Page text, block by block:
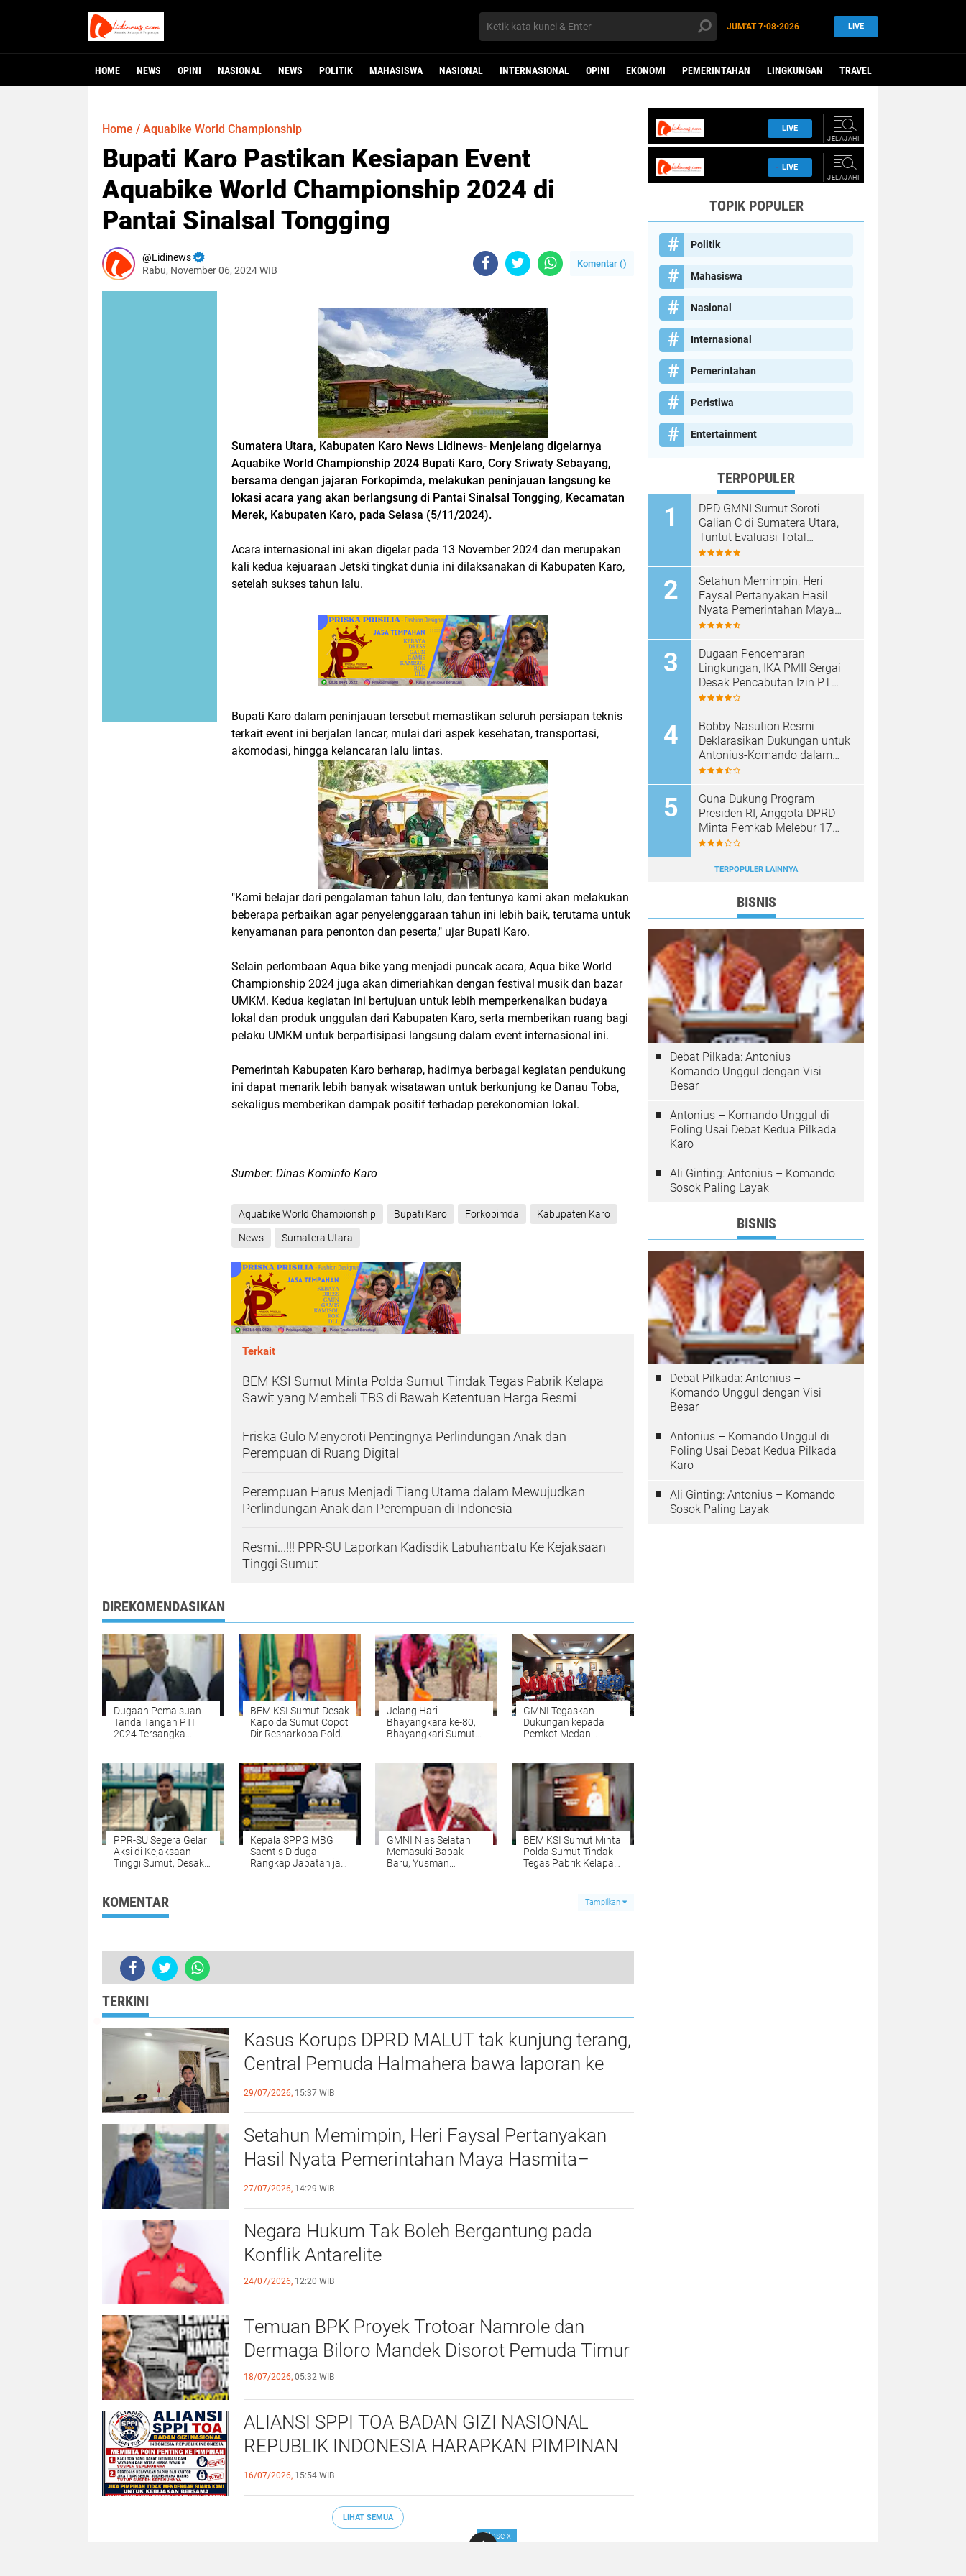
JUM'AT7•08•2026 LIVE
HOME NEWS OPINI NASIONAL NEWS POLITIK MAHASISWA NASIONAL INTERNASIONAL OPINI EKONOMI PEMERINTAHAN LINGKUNGAN TRAVEL
Home / Aquabike World Championship
Bupati Karo Pastikan Kesiapan Event
Aquabike World Championship 2024 di
Pantai Sinalsal Tongging
Lidinews
Rabu, November 06, 2024 WIB
Komentar ()
Sumatera Utara, Kabupaten Karo News Lidinews- Menjelang digelarnya
Aquabike World Championship 2024 Bupati Karo, Cory Sriwaty Sebayang,
bersama dengan jajaran Forkopimda, melakukan peninjauan langsung ke
lokasi acara yang akan berlangsung di Pantai Sinalsal Tongging, Kecamatan
Merek, Kabupaten Karo, pada Selasa (5/11/2024).
Acara internasional ini akan digelar pada 13 November 2024 dan merupakan
kali kedua kejuaraan Jetski tingkat dunia ini dilaksanakan di Kabupaten Karo,
setelah sukses tahun lalu.
Bupati Karo dalam peninjauan tersebut memastikan seluruh persiapan teknis
terkait event ini berjalan lancar, mulai dari aspek kesehatan, transportasi,
akomodasi, hingga kelancaran lalu lintas.
"Kami belajar dari pengalaman tahun lalu, dan tentunya kami akan melakukan
beberapa perbaikan agar penyelenggaraan tahun ini lebih baik, terutama untuk
kenyamanan para penonton dan peserta," ujar Bupati Karo.
Selain perlombaan Aqua bike yang menjadi puncak acara, Aqua bike World
Championship 2024 juga akan dimeriahkan dengan festival musik dan bazar
UMKM. Kedua kegiatan ini bertujuan untuk lebih memperkenalkan budaya
lokal dan produk unggulan dari Kabupaten Karo, serta memberikan ruang bagi
pelaku UMKM untuk berpartisipasi langsung dalam event internasional ini.
Pemerintah Kabupaten Karo berharap, hadirnya berbagai kegiatan pendukung
ini dapat menarik lebih banyak wisatawan untuk berkunjung ke Danau Toba,
sekaligus memberikan dampak positif terhadap perekonomian lokal.
Sumber: Dinas Kominfo Karo
Aquabike World Championship Bupati Karo Forkopimda Kabupaten Karo
News Sumatera Utara
Terkait
BEM KSI Sumut Minta Polda Sumut Tindak Tegas Pabrik Kelapa
Sawit yang Membeli TBS di Bawah Ketentuan Harga Resmi
Friska Gulo Menyoroti Pentingnya Perlindungan Anak dan
Perempuan di Ruang Digital
Perempuan Harus Menjadi Tiang Utama dalam Mewujudkan
Perlindungan Anak dan Perempuan di Indonesia
‎Resmi...!!! PPR-SU Laporkan Kadisdik Labuhanbatu Ke Kejaksaan
Tinggi Sumut
DIREKOMENDASIKAN
Dugaan Pemalsuan
Tanda Tangan PTI
2024 Tersangka
BEM KSI Sumut Desak
Kapolda Sumut Copot
Dir Resnarkoba Polda
Jelang Hari
Bhayangkara ke-80,
Bhayangkari Sumut
Terpencil Karo
GMNI Tegaskan
Dukungan kepada
Pemkot Medan
XVIII
‎PPR-SU Segera Gelar
Aksi di Kejaksaan
Tinggi Sumut, Desak
Labuhanbatu
Kepala SPPG MBG
Saentis Diduga
Rangkap Jabatan jadi
GMNI Nias Selatan
Memasuki Babak
Baru, Yusman
BEM KSI Sumut Minta
Polda Sumut Tindak
Tegas Pabrik Kelapa
Ketentuan Harga
KOMENTAR Tampilkan
Tidak ada komentar:
Posting Komentar
TERKINI
Kasus Korups DPRD MALUT tak kunjung terang,
Central Pemuda Halmahera bawa laporan ke
Kejagung dan KPK
29/07/2026, 15:37 WIB
Setahun Memimpin, Heri Faysal Pertanyakan
Hasil Nyata Pemerintahan Maya Hasmita–
Jamri
27/07/2026, 14:29 WIB
Negara Hukum Tak Boleh Bergantung pada
Konflik Antarelite
24/07/2026, 12:20 WIB
Temuan BPK Proyek Trotoar Namrole dan
Dermaga Biloro Mandek Disorot Pemuda Timur
18/07/2026, 05:32 WIB
ALIANSI SPPI TOA BADAN GIZI NASIONAL
REPUBLIK INDONESIA HARAPKAN PIMPINAN
PENUHI TUNTUTAN KAMI
16/07/2026, 15:54 WIB
LIHAT SEMUA
TOPIK POPULER
Politik
Mahasiswa
Nasional
Internasional
Pemerintahan
Peristiwa
Entertainment
TERPOPULER
DPD GMNI Sumut Soroti
Galian C di Sumatera Utara,
Tuntut Evaluasi Total
Pengawasan dan Penegakan
Setahun Memimpin, Heri
Faysal Pertanyakan Hasil
Nyata Pemerintahan Maya
Hasmita–Jamri
Dugaan Pencemaran
Lingkungan, IKA PMII Sergai
Desak Pencabutan Izin PT
Tenera Sergai Perkasa Jika
Bobby Nasution Resmi
Deklarasikan Dukungan untuk
Antonius-Komando dalam
Pilkada Karo 2024
Guna Dukung Program
Presiden RI, Anggota DPRD
Minta Pemkab Melebur 17
OPD jadi 6 Badan/Dinas
TERPOPULER LAINNYA
BISNIS
Debat Pilkada: Antonius –
Komando Unggul dengan Visi
Besar
Antonius – Komando Unggul di
Poling Usai Debat Kedua Pilkada
Karo
Ali Ginting: Antonius – Komando
Sosok Paling Layak
BISNIS
Debat Pilkada: Antonius –
Komando Unggul dengan Visi
Besar
Antonius – Komando Unggul di
Poling Usai Debat Kedua Pilkada
Karo
Ali Ginting: Antonius – Komando
Sosok Paling Layak
Close x